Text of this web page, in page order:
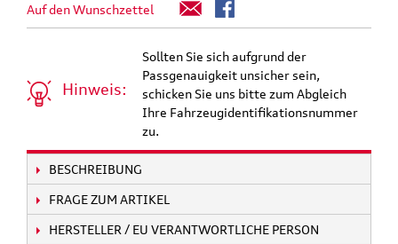
Auf den Wunschzettel
Hinweis:
Sollten Sie sich aufgrund der
Passgenauigkeit unsicher sein,
schicken Sie uns bitte zum Abgleich
Ihre Fahrzeugidentifikationsnummer
zu.
BESCHREIBUNG
FRAGE ZUM ARTIKEL
HERSTELLER / EU VERANTWORTLICHE PERSON